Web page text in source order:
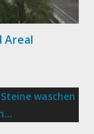
Areal